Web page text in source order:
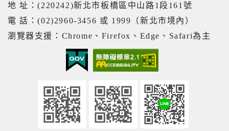
地 址：(220242)新北市板橋區中山路1段161號
電 話：(02)2960-3456 或 1999（新北市境內）
瀏覽器支援：Chrome、Firefox、Edge、Safari為主